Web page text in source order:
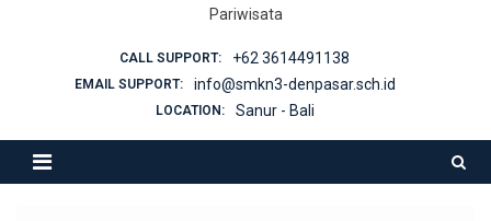
Pariwisata
CALL SUPPORT: +62 3614491138
EMAIL SUPPORT: info@smkn3-denpasar.sch.id
LOCATION: Sanur - Bali